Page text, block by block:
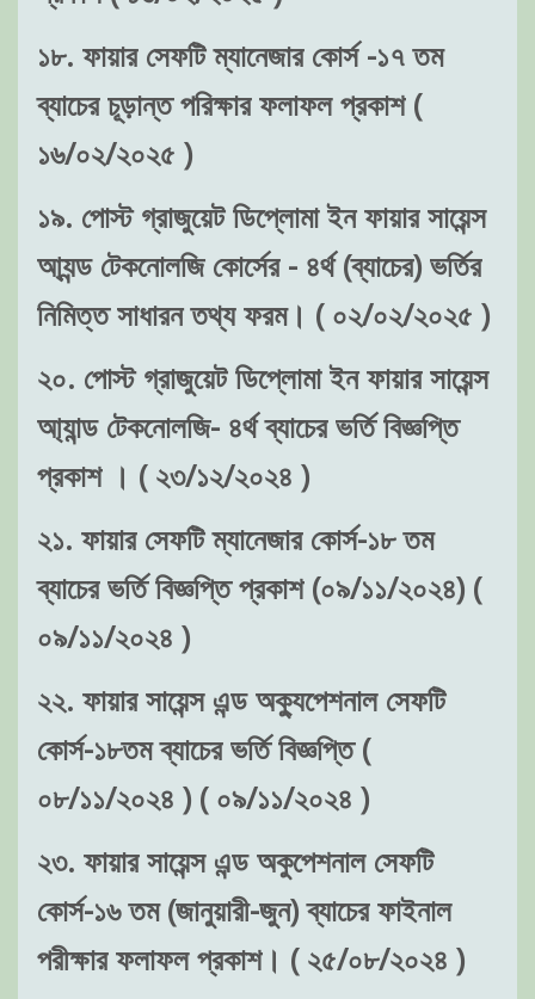
১৮. ফায়ার সেফটি ম্যানেজার কোর্স -১৭ তম
ব্যাচের চূড়ান্ত পরিক্ষার ফলাফল প্রকাশ (
১৬/০২/২০২৫ )
১৯. পোস্ট গ্রাজুয়েট ডিপ্লোমা ইন ফায়ার সায়েন্স
আ্যন্ড টেকনোলজি কোর্সের - ৪র্থ (ব্যাচের) ভর্তির
নিমিত্ত সাধারন তথ্য ফরম। ( ০২/০২/২০২৫ )
২০. পোস্ট গ্রাজুয়েট ডিপ্লোমা ইন ফায়ার সায়েন্স
আ্যান্ড টেকনোলজি- ৪র্থ ব্যাচের ভর্তি বিজ্ঞপ্তি
প্রকাশ । ( ২৩/১২/২০২৪ )
২১. ফায়ার সেফটি ম্যানেজার কোর্স-১৮ তম
ব্যাচের ভর্তি বিজ্ঞপ্তি প্রকাশ (০৯/১১/২০২৪) (
০৯/১১/২০২৪ )
২২. ফায়ার সায়েন্স এন্ড অক্যুপেশনাল সেফটি
কোর্স-১৮তম ব্যাচের ভর্তি বিজ্ঞপ্তি (
০৮/১১/২০২৪ ) ( ০৯/১১/২০২৪ )
২৩. ফায়ার সায়েন্স এন্ড অকুপেশনাল সেফটি
কোর্স-১৬ তম (জানুয়ারী-জুন) ব্যাচের ফাইনাল
পরীক্ষার ফলাফল প্রকাশ। ( ২৫/০৮/২০২৪ )